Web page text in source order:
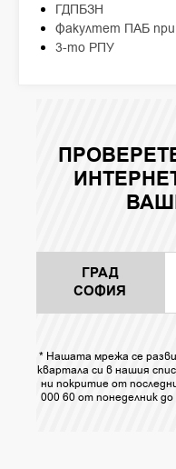
ГДПБЗН
Факултет ПАБ
3-то РПУ
ГРАД
СОФИЯ
* Нашата мрежа се
квартала си в нашия
ни покритие от
000 60 от понеделник